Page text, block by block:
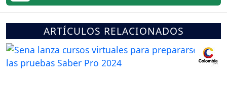
ARTÍCULOS RELACIONADOS